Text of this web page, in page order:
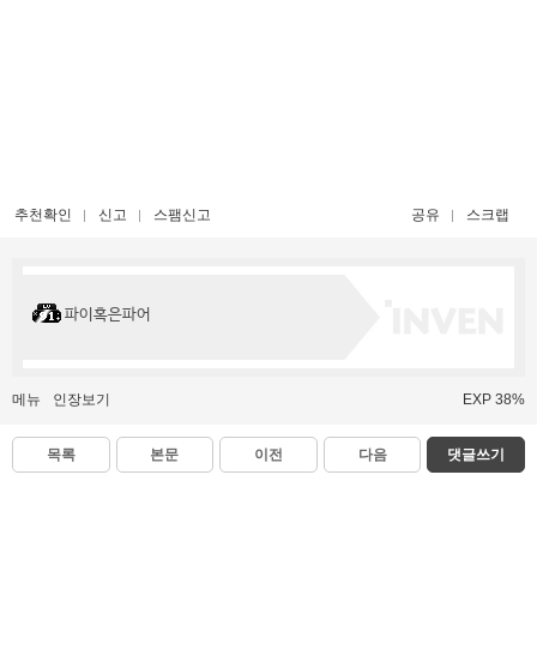
추천확인 신고 스팸신고 공유 스크랩
파이혹은파어
메뉴 인장보기 EXP 38%
목록 본문 이전 다음 댓글쓰기